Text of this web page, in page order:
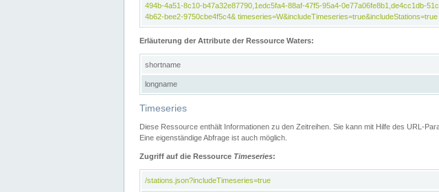
494b-4a51-8c10-b47a32e87790,1edc5fa4-88af-47f5-95a4-0e77a06fe8b1,de4cc1db-
4b62-bee2-9750cbe4f5c4& timeseries=W&includeTimeseries=true&includeStations=true
Erläuterung der Attribute der Ressource Waters:
shortname
longname
Timeseries
Diese Ressource enthält Informationen zu den Zeitreihen. Sie kann mit Hilfe des URL-
Eine eigenständige Abfrage ist auch möglich.
Zugriff auf die Ressource Timeseries:
/stations.json?includeTimeseries=true